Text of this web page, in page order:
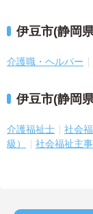
伊豆市(静岡
介護職・ヘルパー
伊豆市(静岡
介護福祉士 社会
級）
社会福祉主事